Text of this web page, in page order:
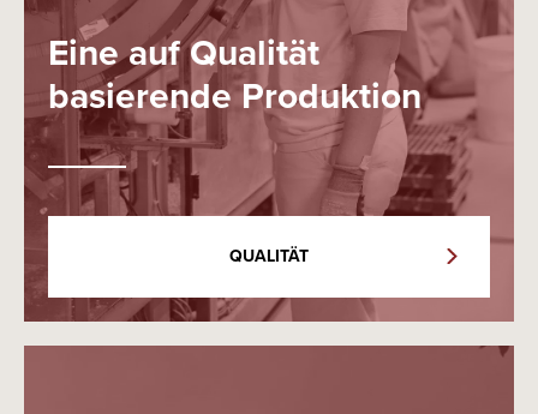
Eine auf Qualität
basierende Produktion
QUALITÄT